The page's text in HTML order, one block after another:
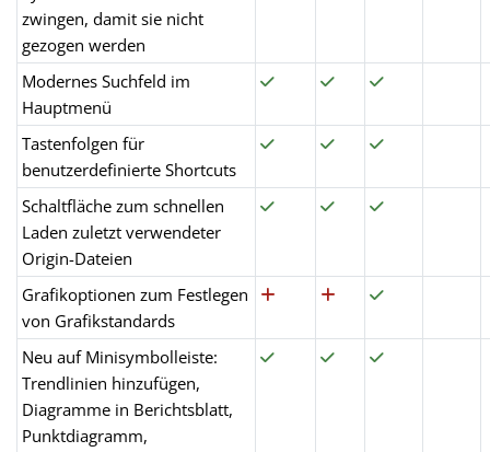
zwingen, damit sie nicht
gezogen werden
Modernes Suchfeld im
Hauptmenü
Tastenfolgen für
benutzerdefinierte Shortcuts
Schaltfläche zum schnellen
Laden zuletzt verwendeter
Origin-Dateien
Grafikoptionen zum Festlegen
von Grafikstandards
Neu auf Minisymbolleiste:
Trendlinien hinzufügen,
Diagramme in Berichtsblatt,
Punktdiagramm,